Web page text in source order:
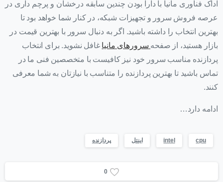
آداک فناوری مانیا با دارا بودن چندین سابقه درخشان و پرچم داری در
عرصه فروش سرور و تجهیزات شبکه، در کنار شما خواهد بود تا
بهترین انتخاب را داشته باشید. اگر به دنبال سرور با بهترین قیمت در
بازار هستید، از صفحه سرورهای مانیا غافل نشوید. برای انتخاب
پردازنده مناسب سرور خود نیز کافیست با متخصصین فنی ما در
تماس باشید تا بهترین پردازنده را متناسب با نیازتان به شما معرفی
کنند.
ادامه دارد…
cpu
intel اینتل پردازنده
0